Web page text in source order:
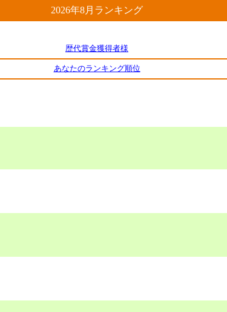
2026年8月ランキング
歴代賞金獲得者様
あなたのランキング順位